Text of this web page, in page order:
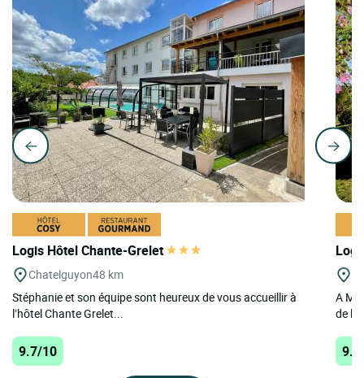
Logis Hôtel Chante-Grelet
Chatelguyon48 km
Stéphanie et son équipe sont heureux de vous accueillir à
l’hôtel Chante Grelet...
9.7/10
A
de la